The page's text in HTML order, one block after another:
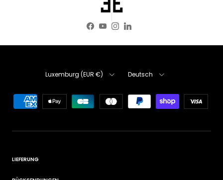
Facebook
YouTube
Instagram
LinkedIn
Land/Region
Luxemburg (EUR €) Deutsch
LIEFERUNG